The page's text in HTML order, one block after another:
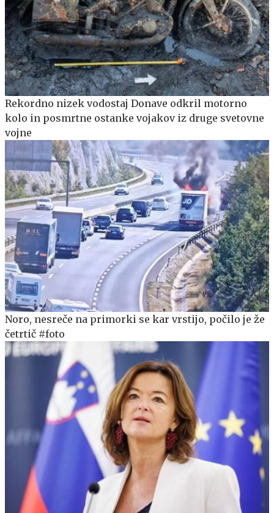
Rekordno nizek vodostaj Donave odkril motorno
kolo in posmrtne ostanke vojakov iz druge svetovne
vojne
Noro, nesreče na primorki se kar vrstijo, počilo je že
četrtič #foto